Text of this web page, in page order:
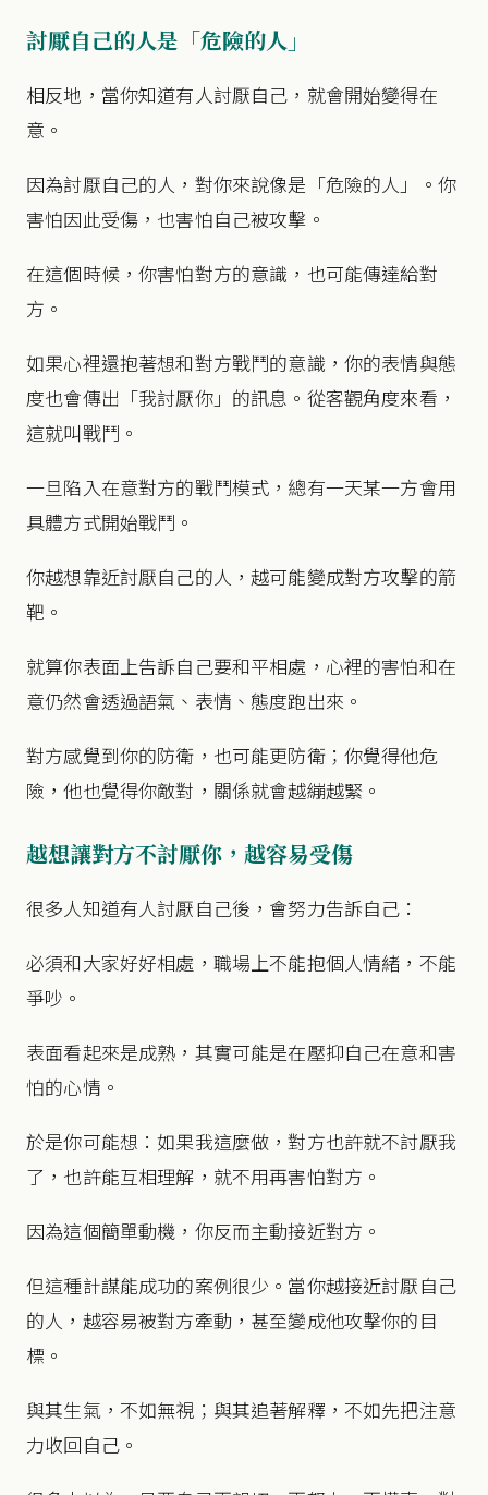
討厭自己的人是「危險的人」
相反地，當你知道有人討厭自己，就會開始變得在
意。
因為討厭自己的人，對你來說像是「危險的人」。你
害怕因此受傷，也害怕自己被攻擊。
在這個時候，你害怕對方的意識，也可能傳達給對
方。
如果心裡還抱著想和對方戰鬥的意識，你的表情與態
度也會傳出「我討厭你」的訊息。從客觀角度來看，
這就叫戰鬥。
一旦陷入在意對方的戰鬥模式，總有一天某一方會用
具體方式開始戰鬥。
你越想靠近討厭自己的人，越可能變成對方攻擊的箭
靶。
就算你表面上告訴自己要和平相處，心裡的害怕和在
意仍然會透過語氣、表情、態度跑出來。
對方感覺到你的防衛，也可能更防衛；你覺得他危
險，他也覺得你敵對，關係就會越繃越緊。
越想讓對方不討厭你，越容易受傷
很多人知道有人討厭自己後，會努力告訴自己：
必須和大家好好相處，職場上不能抱個人情緒，不能
爭吵。
表面看起來是成熟，其實可能是在壓抑自己在意和害
怕的心情。
於是你可能想：如果我這麼做，對方也許就不討厭我
了，也許能互相理解，就不用再害怕對方。
因為這個簡單動機，你反而主動接近對方。
但這種計謀能成功的案例很少。當你越接近討厭自己
的人，越容易被對方牽動，甚至變成他攻擊你的目
標。
與其生氣，不如無視；與其追著解釋，不如先把注意
力收回自己。